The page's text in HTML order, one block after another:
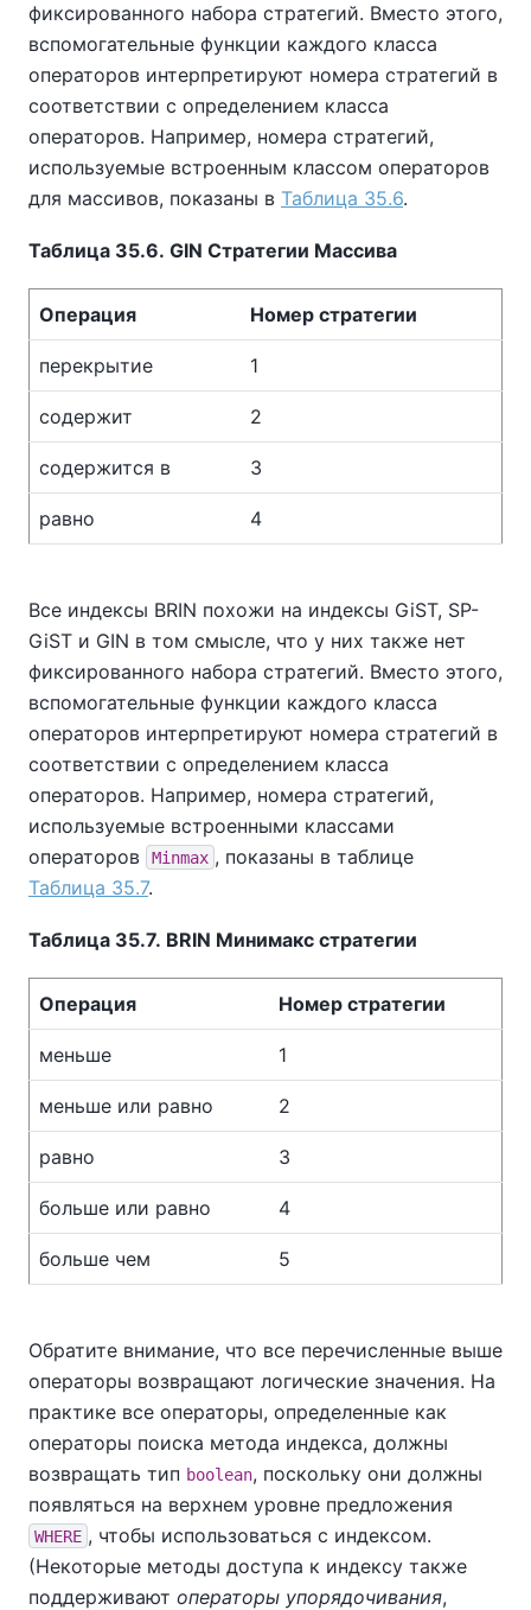
фиксированного набора стратегий. Вместо этого,
вспомогательные функции каждого класса
операторов интерпретируют номера стратегий в
соответствии с определением класса
операторов. Например, номера стратегий,
используемые встроенным классом операторов
для массивов, показаны в Таблица 35.6.
Таблица 35.6. GIN Стратегии Массива
Операция Номер стратегии
перекрытие 1
содержит 2
содержится в 3
равно 4
Все индексы BRIN похожи на индексы GiST, SP-
GiST и GIN в том смысле, что у них также нет
фиксированного набора стратегий. Вместо этого,
вспомогательные функции каждого класса
операторов интерпретируют номера стратегий в
соответствии с определением класса
операторов. Например, номера стратегий,
используемые встроенными классами
операторов
Minmax , показаны в таблице
Таблица 35.7.
Таблица 35.7. BRIN Минимакс стратегии
Операция Номер стратегии
меньше 1
меньше или равно 2
равно 3
больше или равно 4
больше чем 5
Обратите внимание, что все перечисленные выше
операторы возвращают логические значения. На
практике все операторы, определенные как
операторы поиска метода индекса, должны
возвращать тип boolean, поскольку они должны
появляться на верхнем уровне предложения
WHERE , чтобы использоваться с индексом.
(Некоторые методы доступа к индексу также
поддерживают операторы упорядочивания,